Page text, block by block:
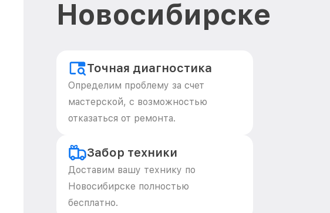
Новосибирске
Точная диагностика
Определим проблему за счет
мастерской, с возможностью
отказаться от ремонта.
Забор техники
Доставим вашу технику по
Новосибирске полностью
бесплатно.